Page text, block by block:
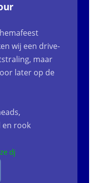
wij een drive-
maar
later op de
en rook
dj